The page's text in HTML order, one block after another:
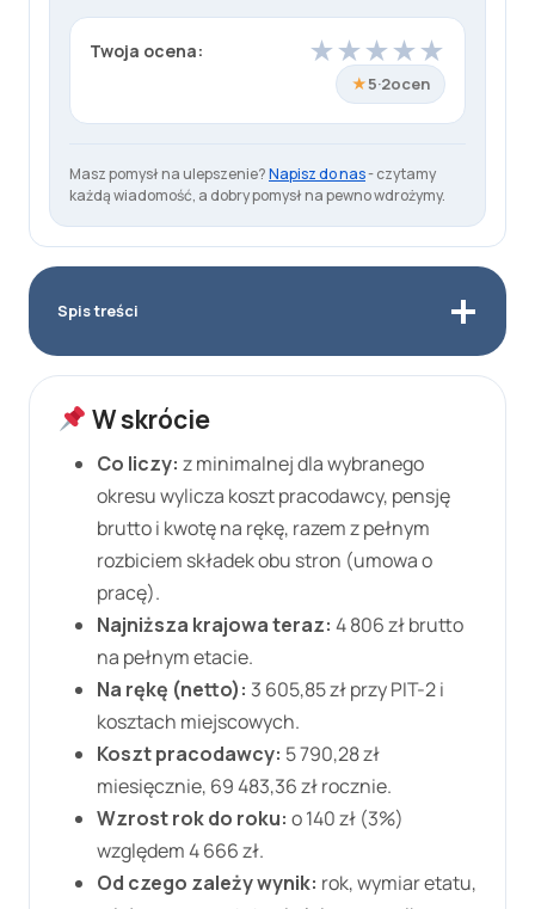
Twoja ocena: ★ ★ ★ ★ ★
★5·2ocen
Masz pomysł na ulepszenie?Napisz do nas- czytamy
każdą wiadomość, a dobry pomysł na pewno wdrożymy.
Spis treści
W skrócie
Co liczy: z minimalnej dla wybranego
okresu wylicza koszt pracodawcy, pensję
brutto i kwotę na rękę, razem z pełnym
rozbiciem składek obu stron (umowa o
pracę).
Najniższa krajowa teraz: 4 806 złbrutto
na pełnym etacie.
Na rękę (netto): 3 605,85 złprzy PIT-2 i
kosztach miejscowych.
Koszt pracodawcy: 5 790,28 zł
miesięcznie, 69 483,36 złrocznie.
Wzrost rok do roku: o140 zł (3%)
względem4 666 zł.
Od czego zależy wynik: rok, wymiar etatu,